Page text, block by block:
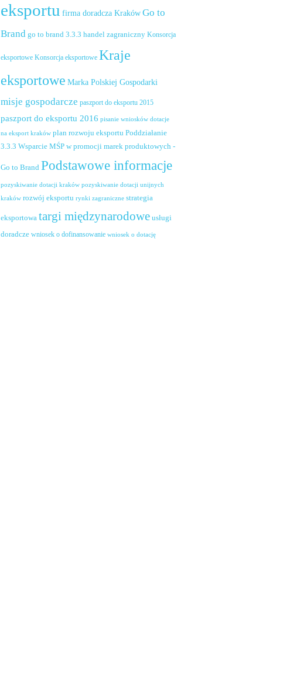
eksportu firma doradcza KrakówGo to
Brand go to brand 3.3.3 handel zagraniczny Konsorcja
eksportowe Konsorcja eksportowe Kraje
eksportowe Marka Polskiej Gospodarki
misje gospodarcze paszport do eksportu 2015
paszport do eksportu 2016 pisanie wniosków dotacje
na eksport kraków plan rozwoju eksportu Poddziałanie
3.3.3 Wsparcie MŚP w promocji marek produktowych -
Go to Brand Podstawowe informacje
pozyskiwanie dotacji kraków pozyskiwanie dotacji unijnych
kraków rozwój eksportu rynki zagraniczne strategia
eksportowa targi międzynarodowe usługi
doradcze wniosek o dofinansowanie wniosek o dotację